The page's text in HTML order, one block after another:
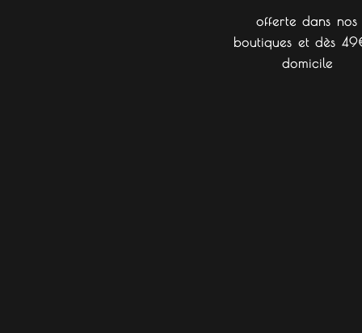
offerte dans nos
boutiques et dès
domicile